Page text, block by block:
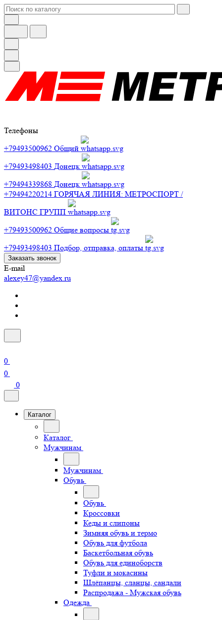
Телефоны
+79493500962 Общий
+79493498403 Донецк
+79494339868 Донецк
+79494220214 ГОРЯЧАЯ ЛИНИЯ: МЕТРОСПОРТ /
ВИТОНС ГРУПП
+79493500962 Общие вопросы
+79493498403 Подбор, отправка, оплаты
Заказать звонок
E-mail
alexey47@yandex.ru
0
0
0
Каталог
Каталог
Мужчинам
Мужчинам
Обувь
Обувь
Кроссовки
Кеды и слипоны
Зимняя обувь и термо
Обувь для футбола
Баскетбольная обувь
Обувь для единоборств
Туфли и мокасины
Шлёпанцы, сланцы, сандали
Распродажа - Мужская обувь
Одежда